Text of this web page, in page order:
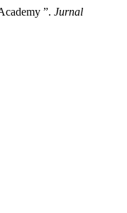
”. Jurnal